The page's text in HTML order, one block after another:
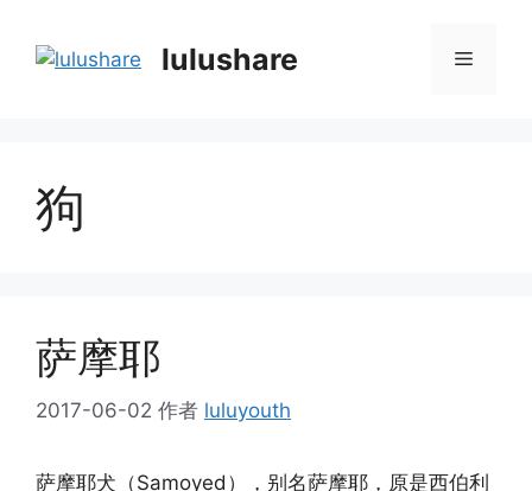
lulushare 菜
狗
萨摩耶
2017-06-02 作者 luluyouth
萨摩耶犬（Samoyed），别名萨摩耶，原是西伯利